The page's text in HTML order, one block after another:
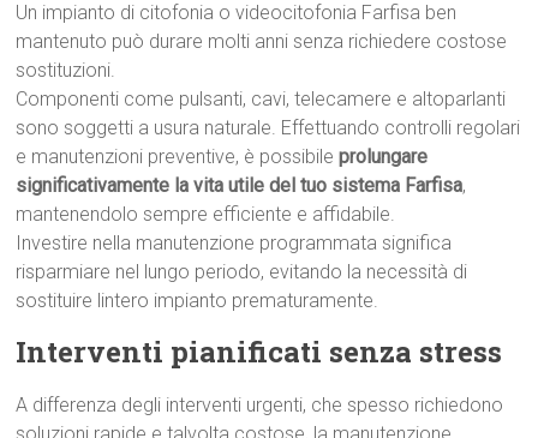
Un impianto di citofonia o videocitofonia Farfisa ben
mantenuto può durare molti anni senza richiedere costose
sostituzioni.
Componenti come pulsanti, cavi, telecamere e altoparlanti
sono soggetti a usura naturale. Effettuando controlli regolari
e manutenzioni preventive, è possibileprolungare
significativamente la vita utile del tuo sistema Farfisa,
mantenendolo sempre efficiente e affidabile.
Investire nella manutenzione programmata significa
risparmiare nel lungo periodo, evitando la necessità di
sostituire lintero impianto prematuramente.
Interventi pianificati senza stress
A differenza degli interventi urgenti, che spesso richiedono